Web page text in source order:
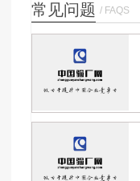
常见问题 / FAQS